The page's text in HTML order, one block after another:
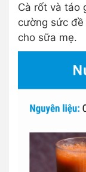
Cà rốt và táo
cường sức
cho sữa mẹ.